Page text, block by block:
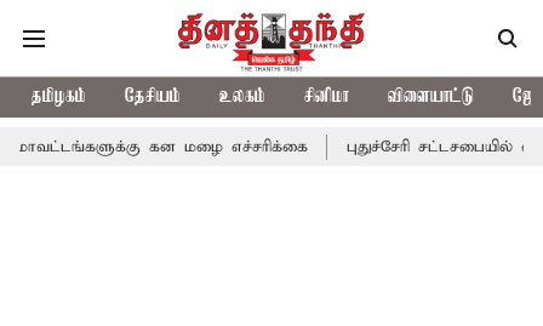
தமிழகம் தேசியம் உலகம் சினிமா விளையாட்டு
கன மழை எச்சரிக்கை புதுச்சேரி சட்டசபையில் வரும் 24ம்